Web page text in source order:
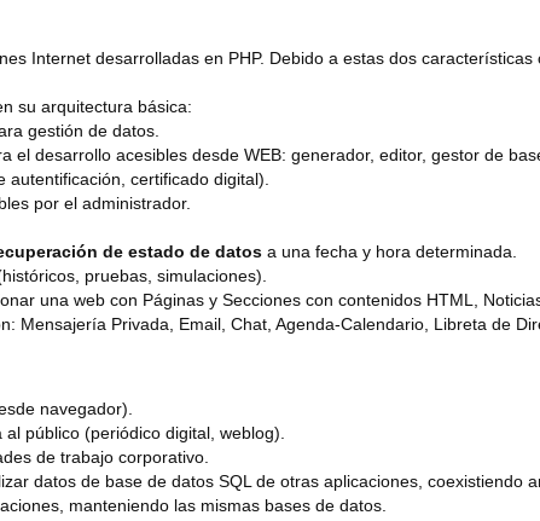
Internet desarrolladas en PHP. Debido a estas dos
su arquitectura básica:
gestión de datos.
desarrollo acesibles desde WEB: generador, editor, gestor de
certificado digital).
por el administrador.
de estado de datos a una fecha y hora determinada.
pruebas, simulaciones).
una web con Páginas y Secciones con contenidos HTML,
Mensajería Privada, Email, Chat, Agenda-Calendario, Libreta de
navegador).
público (periódico digital, weblog).
de trabajo corporativo.
datos de base de datos SQL de otras aplicaciones, coexistiendo
manteniendo las mismas bases de datos.